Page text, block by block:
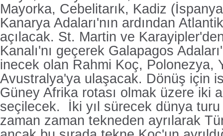
Mayorka, Cebelitarık, Kadiz
Kanarya Adaları'nın ardından
açılacak. St. Martin ve
Kanalı'nı geçerek Galapagos
inecek olan Rahmi Koç, Polonezya,
Avustralya'ya ulaşacak. Dönüş için
Güney Afrika rotası olmak üzere iki
seçilecek. İki yıl sürecek dünya turu
zaman zaman tekneden ayrılarak